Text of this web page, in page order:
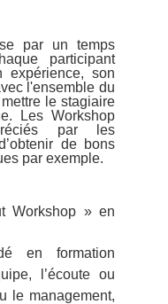
par un temps
participant
expérience, son
l'ensemble du
le stagiaire
Les Workshop
par les
de bons
par exemple.
Workshop » en
en formation
l’écoute ou
le management,